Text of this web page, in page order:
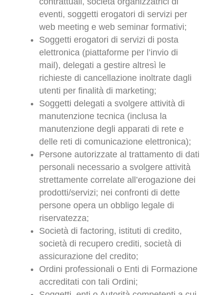
eventi, soggetti erogatori di servizi per
web meeting e web seminar formativi;
Soggetti erogatori di servizi di posta
elettronica (piattaforme per l’invio di
mail), delegati a gestire altresì le
richieste di cancellazione inoltrate dagli
utenti per finalità di marketing;
Soggetti delegati a svolgere attività di
manutenzione tecnica (inclusa la
manutenzione degli apparati di rete e
delle reti di comunicazione elettronica);
Persone autorizzate al trattamento di dati
personali necessario a svolgere attività
strettamente correlate all’erogazione dei
prodotti/servizi; nei confronti di dette
persone opera un obbligo legale di
riservatezza;
Società di factoring, istituti di credito,
società di recupero crediti, società di
assicurazione del credito;
Ordini professionali o Enti di Formazione
accreditati con tali Ordini;